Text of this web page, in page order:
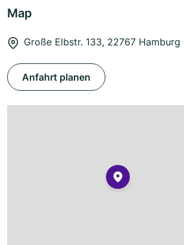
Map
Große Elbstr. 133, 22767 Hamburg
Anfahrt planen